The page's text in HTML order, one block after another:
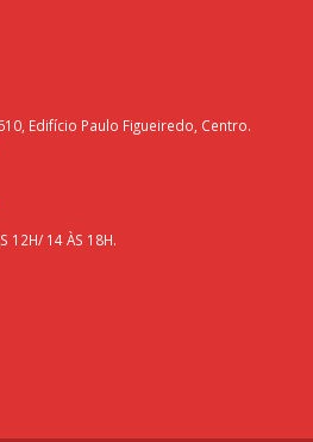
Edifício Paulo Figueiredo, Centro.
12H/ 14 ÀS 18H.